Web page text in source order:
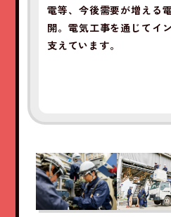
電等、今後需要が増える
開。電気工事を通じてイ
支えています。